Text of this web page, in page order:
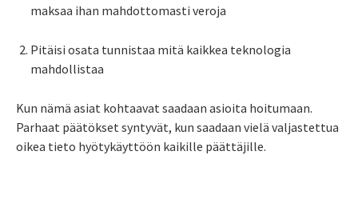
maksaa ihan mahdottomasti veroja
Pitäisi osata tunnistaa mitä kaikkea teknologia
mahdollistaa
Kun nämä asiat kohtaavat saadaan asioita hoitumaan.
Parhaat päätökset syntyvät, kun saadaan vielä valjastettua
oikea tieto hyötykäyttöön kaikille päättäjille.